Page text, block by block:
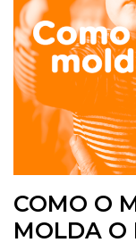
COMO O
MOLDA O